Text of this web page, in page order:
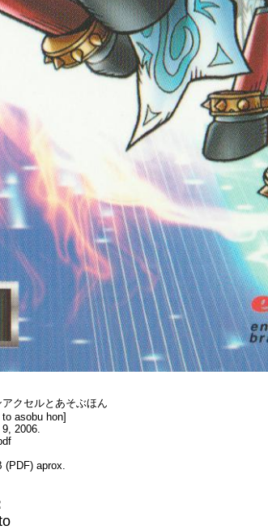
クセルとあそぶほん
asobu hon]
2006.
aprox.